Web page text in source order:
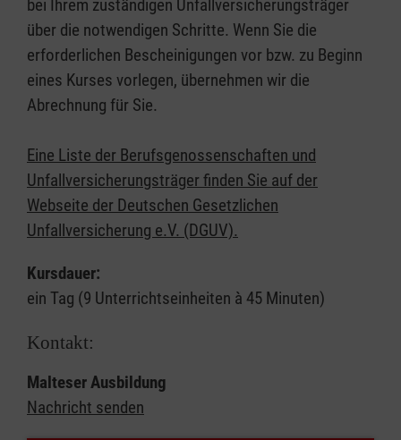
bei Ihrem zuständigen Unfallversicherungsträger
über die notwendigen Schritte. Wenn Sie die
erforderlichen Bescheinigungen vor bzw. zu Beginn
eines Kurses vorlegen, übernehmen wir die
Abrechnung für Sie.
Eine Liste der Berufsgenossenschaften und
Unfallversicherungsträger finden Sie auf der
Webseite der Deutschen Gesetzlichen
Unfallversicherung e.V. (DGUV).
Kursdauer:
ein Tag (9 Unterrichtseinheiten à 45 Minuten)
Kontakt:
Malteser Ausbildung
Nachricht senden